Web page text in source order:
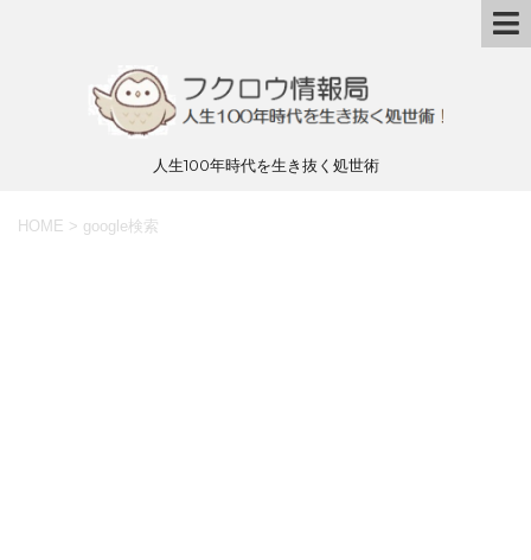
人生100年時代を生き抜く処世術
HOME > google検索